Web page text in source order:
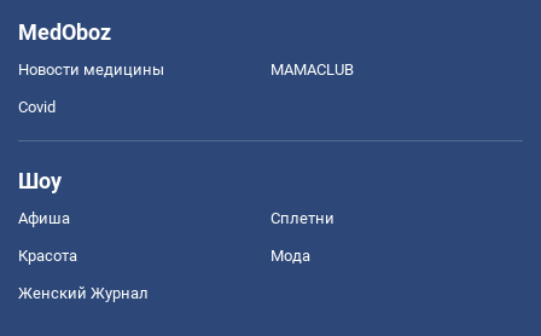
MedOboz
Новости медицины MAMACLUB
Covid
Шоу
Афиша Сплетни
Красота Мода
Женский Журнал